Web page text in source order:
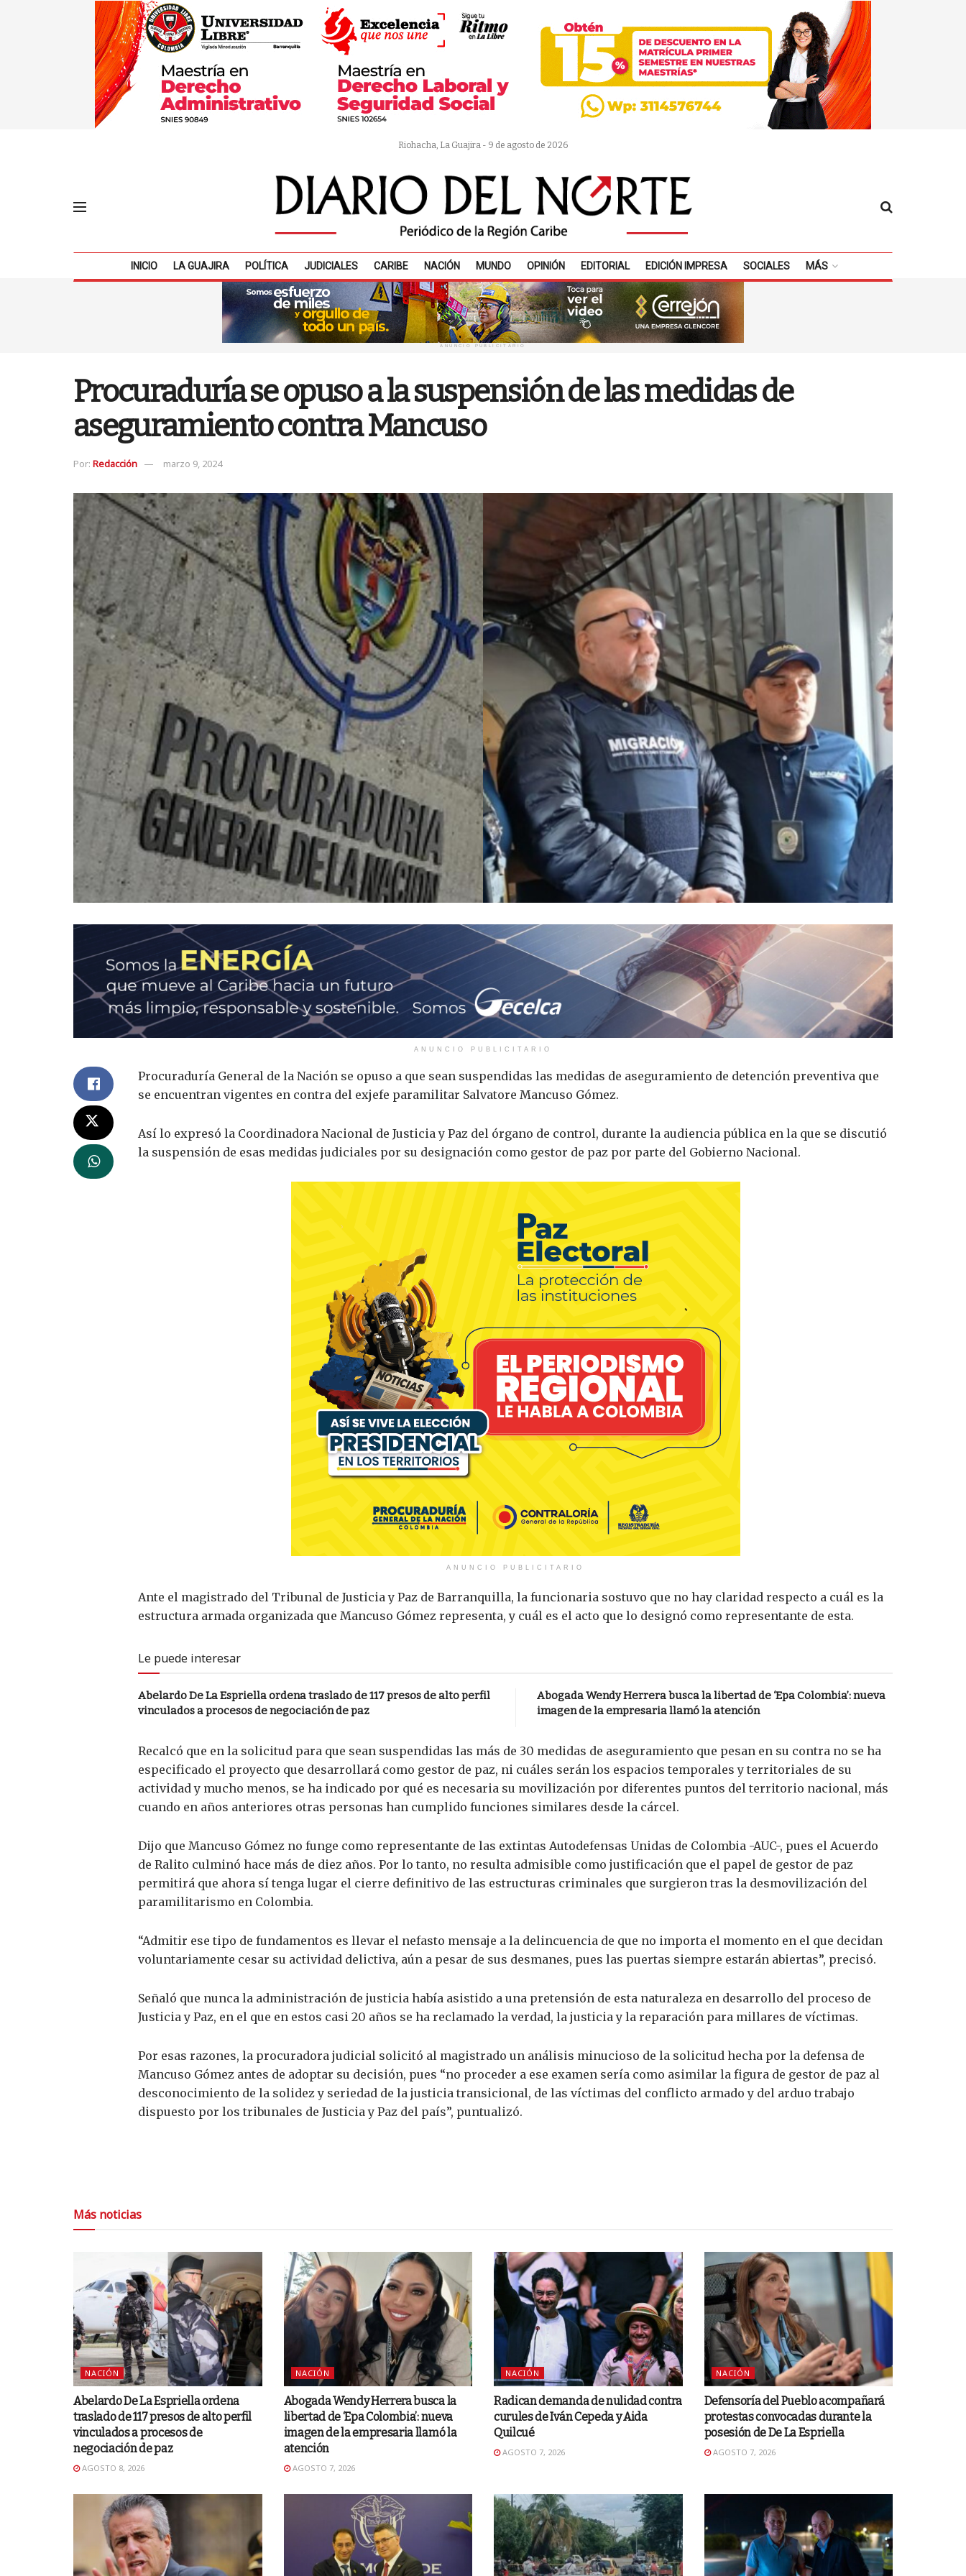
Riohacha, La Guajira - 9 de agosto de 2026
INICIO LA GUAJIRA POLÍTICA JUDICIALES CARIBE NACIÓN MUNDO OPINIÓN EDITORIAL EDICIÓN IMPRESA SOCIALES MÁS
ANUNCIO PUBLICITARIO
Procuraduría se opuso a la suspensión de las medidas de
aseguramiento contra Mancuso
Por: Redacción marzo 9, 2024
ANUNCIO PUBLICITARIO
Procuraduría General de la Nación se opuso a que sean suspendidas las medidas de aseguramiento de detención preventiva que
se encuentran vigentes en contra del exjefe paramilitar Salvatore Mancuso Gómez.
Así lo expresó la Coordinadora Nacional de Justicia y Paz del órgano de control, durante la audiencia pública en la que se discutió
la suspensión de esas medidas judiciales por su designación como gestor de paz por parte del Gobierno Nacional.
ANUNCIO PUBLICITARIO
Ante el magistrado del Tribunal de Justicia y Paz de Barranquilla, la funcionaria sostuvo que no hay claridad respecto a cuál es la
estructura armada organizada que Mancuso Gómez representa, y cuál es el acto que lo designó como representante de esta.
Le puede interesar
Abelardo De La Espriella ordena traslado de 117 presos de alto perfil
vinculados a procesos de negociación de paz
Abogada Wendy Herrera busca la libertad de ‘Epa Colombia’: nueva
imagen de la empresaria llamó la atención
Recalcó que en la solicitud para que sean suspendidas las más de 30 medidas de aseguramiento que pesan en su contra no se ha
especificado el proyecto que desarrollará como gestor de paz, ni cuáles serán los espacios temporales y territoriales de su
actividad y mucho menos, se ha indicado por qué es necesaria su movilización por diferentes puntos del territorio nacional, más
cuando en años anteriores otras personas han cumplido funciones similares desde la cárcel.
Dijo que Mancuso Gómez no funge como representante de las extintas Autodefensas Unidas de Colombia -AUC-, pues el Acuerdo
de Ralito culminó hace más de diez años. Por lo tanto, no resulta admisible como justificación que el papel de gestor de paz
permitirá que ahora sí tenga lugar el cierre definitivo de las estructuras criminales que surgieron tras la desmovilización del
paramilitarismo en Colombia.
“Admitir ese tipo de fundamentos es llevar el nefasto mensaje a la delincuencia de que no importa el momento en el que decidan
voluntariamente cesar su actividad delictiva, aún a pesar de sus desmanes, pues las puertas siempre estarán abiertas”, precisó.
Señaló que nunca la administración de justicia había asistido a una pretensión de esta naturaleza en desarrollo del proceso de
Justicia y Paz, en el que en estos casi 20 años se ha reclamado la verdad, la justicia y la reparación para millares de víctimas.
Por esas razones, la procuradora judicial solicitó al magistrado un análisis minucioso de la solicitud hecha por la defensa de
Mancuso Gómez antes de adoptar su decisión, pues “no proceder a ese examen sería como asimilar la figura de gestor de paz al
desconocimiento de la solidez y seriedad de la justicia transicional, de las víctimas del conflicto armado y del arduo trabajo
dispuesto por los tribunales de Justicia y Paz del país”, puntualizó.
Más noticias
NACIÓN
Abelardo De La Espriella ordena
traslado de 117 presos de alto perfil
vinculados a procesos de
negociación de paz
AGOSTO 8, 2026
NACIÓN
Abogada Wendy Herrera busca la
libertad de ‘Epa Colombia’: nueva
imagen de la empresaria llamó la
atención
AGOSTO 7, 2026
NACIÓN
Radican demanda de nulidad contra
curules de Iván Cepeda y Aida
Quilcué
AGOSTO 7, 2026
NACIÓN
Defensoría del Pueblo acompañará
protestas convocadas durante la
posesión de De La Espriella
AGOSTO 7, 2026